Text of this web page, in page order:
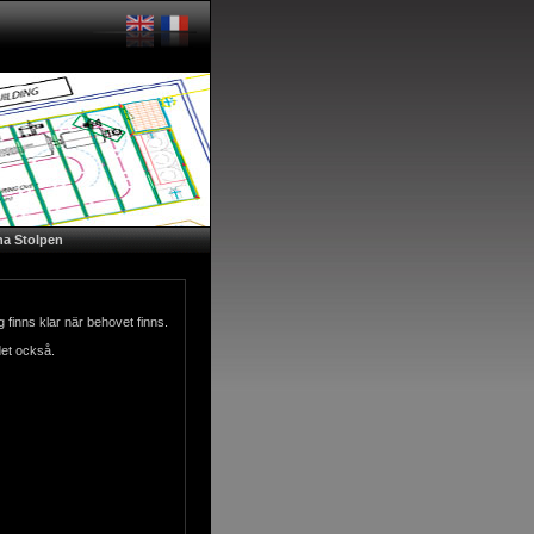
Stolpen
klar när behovet finns.
också.